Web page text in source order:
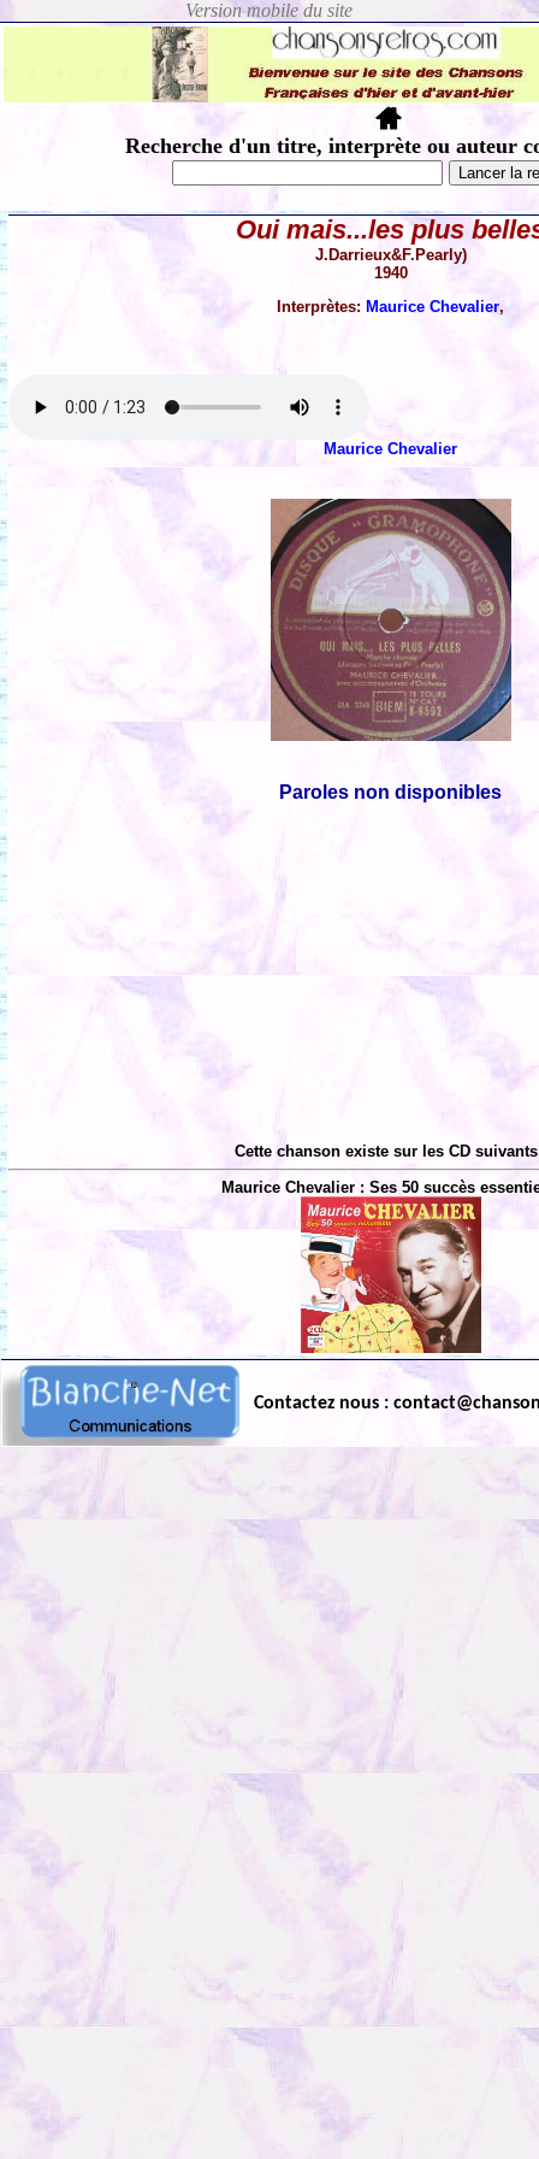
Recherche d'un titre, interprète ou auteur
Oui mais...les plus
J.Darrieux&F.Pearly)
1940
Interprètes: Maurice Chevalier,
Maurice Chevalier
Paroles non disponibles
Cette chanson existe sur les CD
Maurice Chevalier : Ses 50 succès
Contactez nous :